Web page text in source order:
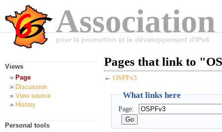
pour la promotion et le développement d'IPv6
Pages that link to
← OSPFv3
What links here
Page:
Views
Page
Discussion
View source
History
Personal tools